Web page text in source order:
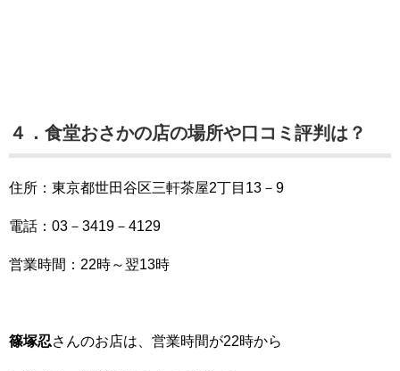
４．食堂おさかの店の場所や口コミ評判は？
住所：東京都世田谷区三軒茶屋2丁目13－9
電話：03－3419－4129
営業時間：22時～翌13時
篠塚忍さんのお店は、営業時間が22時から